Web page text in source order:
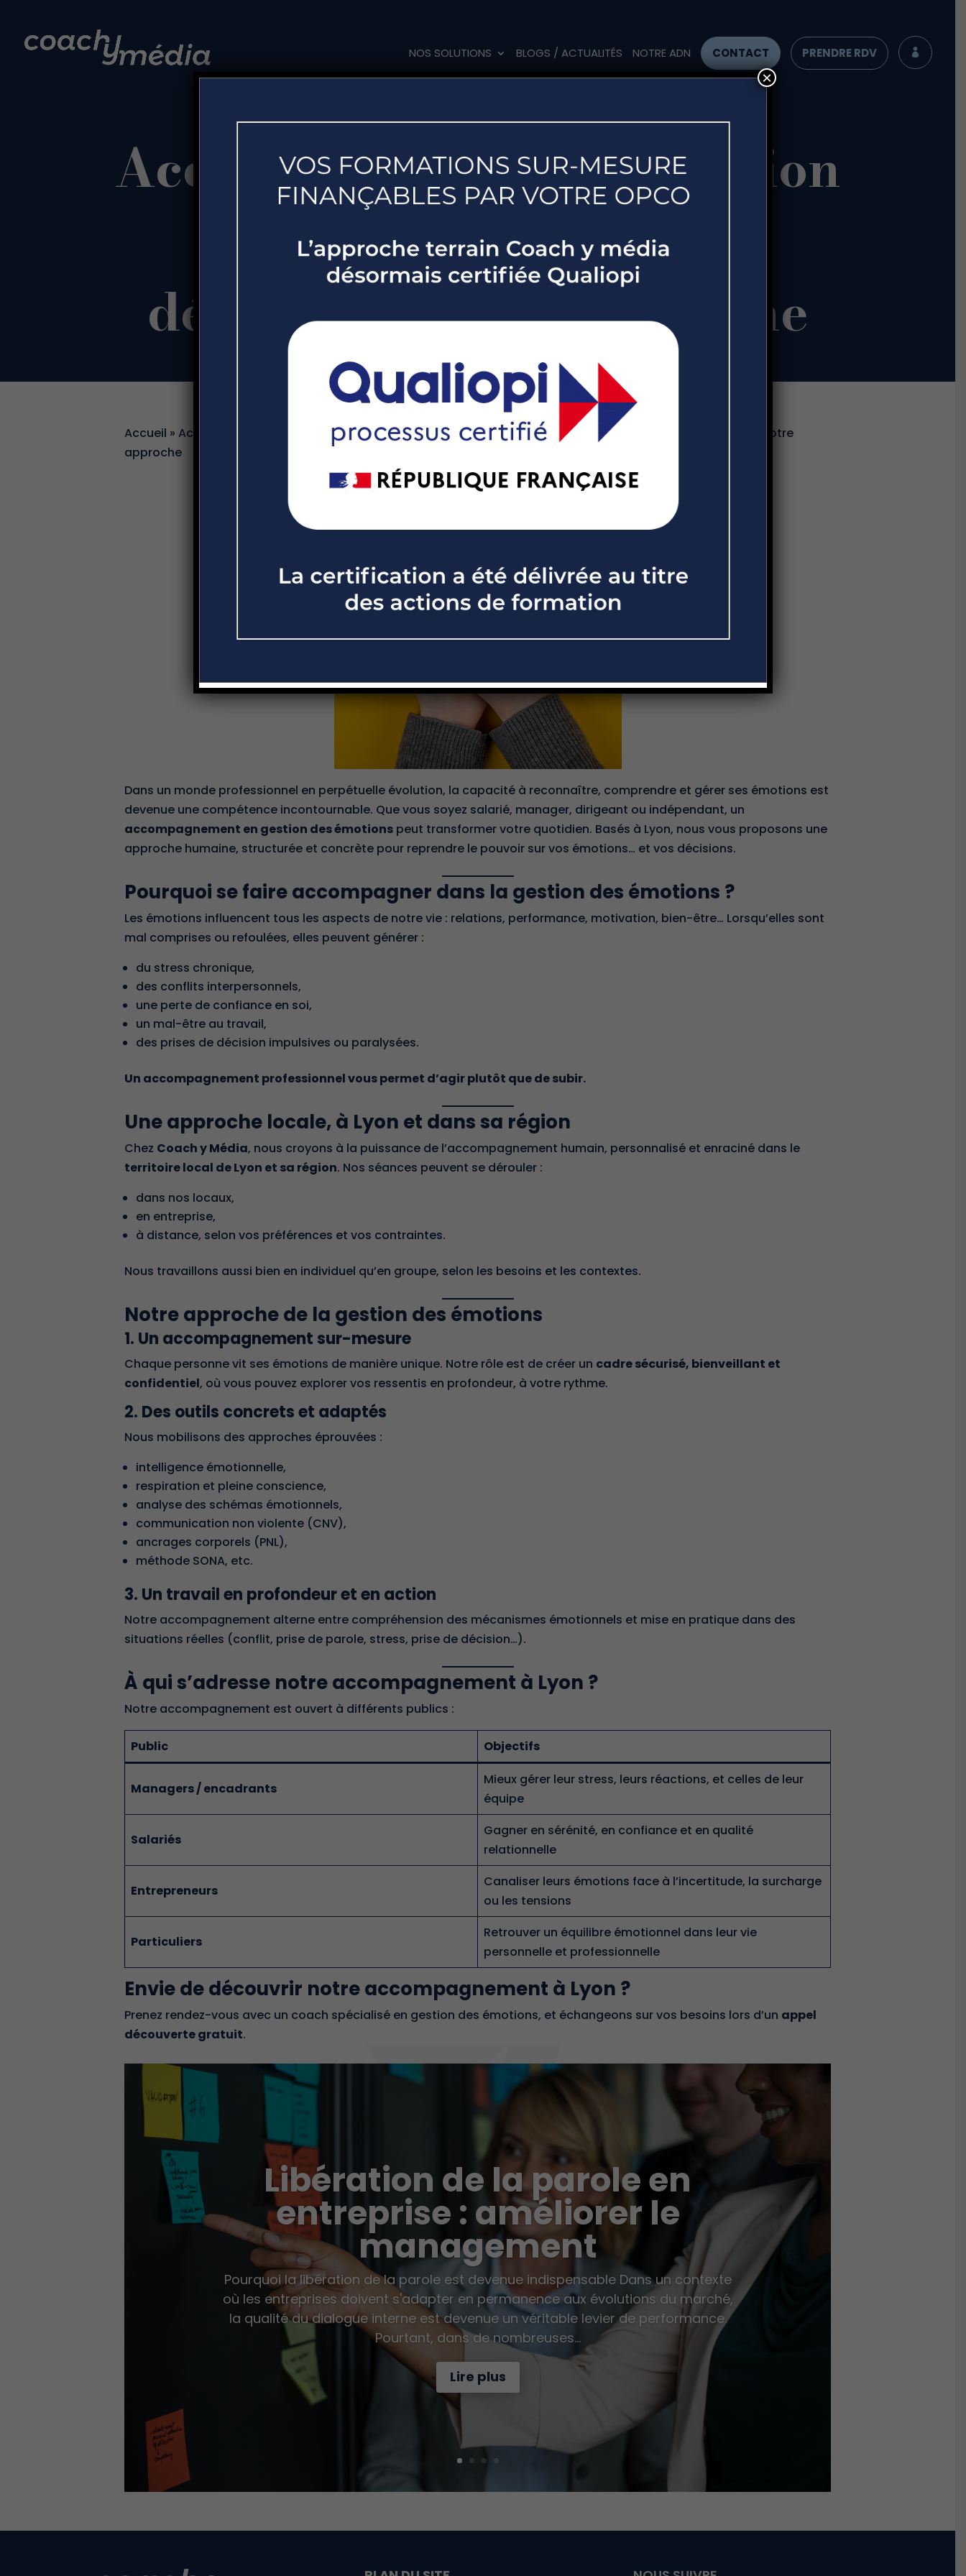
NOS SOLUTIONS BLOGS / ACTUALITÉS NOTRE ADN CONTACT PRENDRE RDV 
Accompagnement en gestion
des émotions à Lyon :
découvrez notre approche
Accueil » Actualités Gestion des émotions»Accompagnement en gestion des émotions à Lyon : découvrez notre
approche
Dans un monde professionnel en perpétuelle évolution, la capacité à reconnaître, comprendre et gérer ses émotions est
devenue une compétence incontournable. Que vous soyez salarié, manager, dirigeant ou indépendant, un
accompagnement en gestion des émotionspeut transformer votre quotidien. Basés à Lyon, nous vous proposons une
approche humaine, structurée et concrète pour reprendre le pouvoir sur vos émotions… et vos décisions.
Pourquoi se faire accompagner dans la gestion des émotions ?
Les émotions influencent tous les aspects de notre vie : relations, performance, motivation, bien-être… Lorsqu’elles sont
mal comprises ou refoulées, elles peuvent générer :
du stress chronique,
des conflits interpersonnels,
une perte de confiance en soi,
un mal-être au travail,
des prises de décision impulsives ou paralysées.
Un accompagnement professionnel vous permet d’agir plutôt que de subir.
Une approche locale, à Lyon et dans sa région
Chez Coach y Média, nous croyons à la puissance de l’accompagnement humain, personnalisé et enraciné dans le
territoire local de Lyon et sa région. Nos séances peuvent se dérouler :
dans nos locaux,
en entreprise,
à distance, selon vos préférences et vos contraintes.
Nous travaillons aussi bien en individuel qu’en groupe, selon les besoins et les contextes.
Notre approche de la gestion des émotions
1. Un accompagnement sur-mesure
Chaque personne vit ses émotions de manière unique. Notre rôle est de créer un cadre sécurisé, bienveillant et
confidentiel, où vous pouvez explorer vos ressentis en profondeur, à votre rythme.
2. Des outils concrets et adaptés
Nous mobilisons des approches éprouvées :
intelligence émotionnelle,
respiration et pleine conscience,
analyse des schémas émotionnels,
communication non violente (CNV),
ancrages corporels (PNL),
méthode SONA, etc.
3. Un travail en profondeur et en action
Notre accompagnement alterne entre compréhension des mécanismes émotionnels et mise en pratique dans des
situations réelles (conflit, prise de parole, stress, prise de décision…).
À qui s’adresse notre accompagnement à Lyon ?
Notre accompagnement est ouvert à différents publics :
Public Objectifs
Managers / encadrants
Mieux gérer leur stress, leurs réactions, et celles de leur
équipe
Salariés
Gagner en sérénité, en confiance et en qualité
relationnelle
Entrepreneurs
Canaliser leurs émotions face à l’incertitude, la surcharge
ou les tensions
Particuliers
Retrouver un équilibre émotionnel dans leur vie
personnelle et professionnelle
Envie de découvrir notre accompagnement à Lyon ?
Prenez rendez-vous avec un coach spécialisé en gestion des émotions, et échangeons sur vos besoins lors d’un appel
découverte gratuit.
Libération de la parole en
entreprise : améliorer le
management
Pourquoi la libération de la parole est devenue indispensable Dans un contexte
où les entreprises doivent s'adapter en permanence aux évolutions du marché,
la qualité du dialogue interne est devenue un véritable levier de performance.
Pourtant, dans de nombreuses...
Lire plus
×